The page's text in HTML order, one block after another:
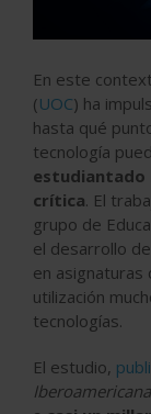
En este
(UOC) ha
hasta qué
tecnología
estudiantado
crítica. El
grupo de
el desarrollo
en asignaturas
utilización
tecnologías.
El estudio,